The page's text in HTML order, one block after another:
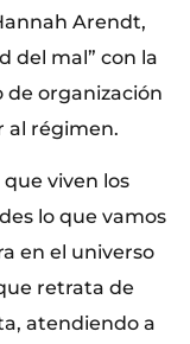
Arendt,
del mal” con la
organización
al régimen.
viven los
lo que vamos
en el universo
retrata de
atendiendo a